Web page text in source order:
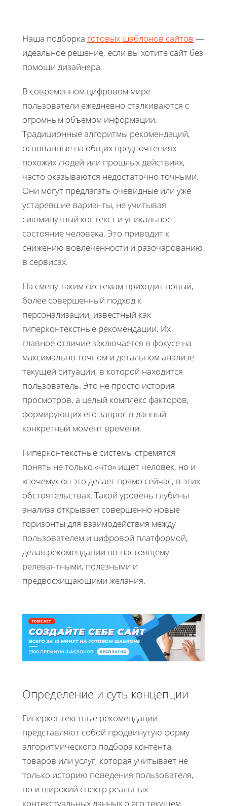
Наша подборка готовых шаблонов сайтов —
идеальное решение, если вы хотите сайт без
помощи дизайнера.
В современном цифровом мире
пользователи ежедневно сталкиваются с
огромным объемом информации.
Традиционные алгоритмы рекомендаций,
основанные на общих предпочтениях
похожих людей или прошлых действиях,
часто оказываются недостаточно точными.
Они могут предлагать очевидные или уже
устаревшие варианты, не учитывая
сиюминутный контекст и уникальное
состояние человека. Это приводит к
снижению вовлеченности и разочарованию
в сервисах.
На смену таким системам приходит новый,
более совершенный подход к
персонализации, известный как
гиперконтекстные рекомендации. Их
главное отличие заключается в фокусе на
максимально точном и детальном анализе
текущей ситуации, в которой находится
пользователь. Это не просто история
просмотров, а целый комплекс факторов,
формирующих его запрос в данный
конкретный момент времени.
Гиперконтекстные системы стремятся
понять не только «что» ищет человек, но и
«почему» он это делает прямо сейчас, в этих
обстоятельствах. Такой уровень глубины
анализа открывает совершенно новые
горизонты для взаимодействия между
пользователем и цифровой платформой,
делая рекомендации по-настоящему
релевантными, полезными и
предвосхищающими желания.
Определение и суть концепции
Гиперконтекстные рекомендации
представляют собой продвинутую форму
алгоритмического подбора контента,
товаров или услуг, которая учитывает не
только историю поведения пользователя,
но и широкий спектр реальных
контекстуальных данных о его текущем